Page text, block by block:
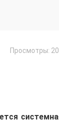
Просмотры: